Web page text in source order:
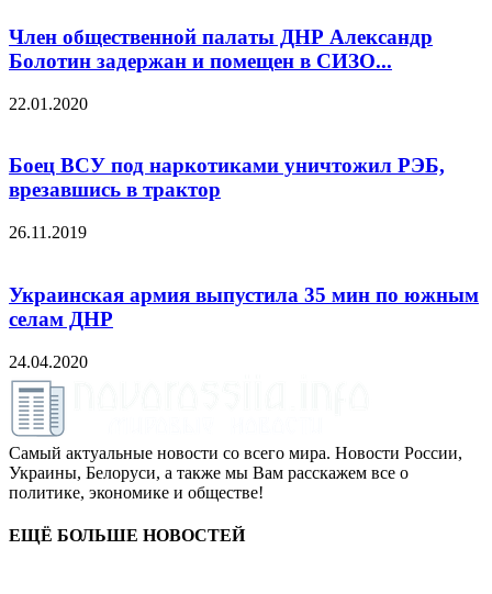
Член общественной палаты ДНР Александр
Болотин задержан и помещен в СИЗО...
22.01.2020
Боец ВСУ под наркотиками уничтожил РЭБ,
врезавшись в трактор
26.11.2019
Украинская армия выпустила 35 мин по южным
селам ДНР
24.04.2020
Самый актуальные новости со всего мира. Новости России,
Украины, Белоруси, а также мы Вам расскажем все о
политике, экономике и обществе!
ЕЩЁ БОЛЬШЕ НОВОСТЕЙ